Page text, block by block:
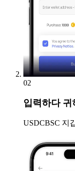
02
입력하다귀
USDCBSC 지